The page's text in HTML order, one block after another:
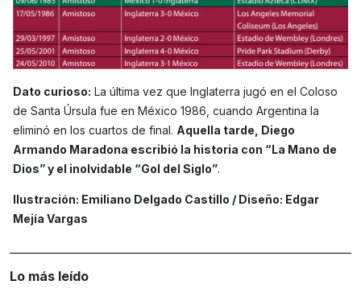
Dato curioso: La última vez que Inglaterra jugó en el Coloso
de Santa Úrsula fue en México 1986, cuando Argentina la
eliminó en los cuartos de final. Aquella tarde, Diego
Armando Maradona escribió la historia con “La Mano de
Dios” y el inolvidable “Gol del Siglo”.
Ilustración: Emiliano Delgado Castillo / Diseño: Edgar
Mejía Vargas
Lo más leído